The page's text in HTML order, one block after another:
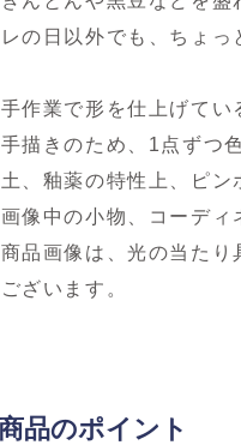
の日以外でも、ちょっ
作業で形を仕上げてい
描きのため、1点ずつ
、釉薬の特性上、ピン
像中の小物、コーディ
品画像は、光の当たり
ざいます。
品のポイント